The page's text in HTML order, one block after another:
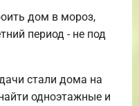
дом в мороз,
период - не под
стали дома на
одноэтажные и